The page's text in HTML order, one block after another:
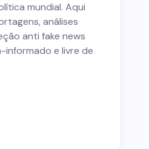
mundial. Aqui
análises
anti fake news
e livre de